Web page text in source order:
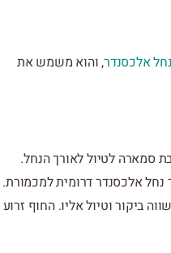
אלכסנדר, והוא משמש את
סמארה לטיול לאורך הנחל.
אלכסנדר דרומית למכמורת.
ביקור וטיול אליו. החוף זרוע